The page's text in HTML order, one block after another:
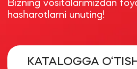
Bizning vositalarimizdan
hasharotlarni unuting!
KATALOGGA